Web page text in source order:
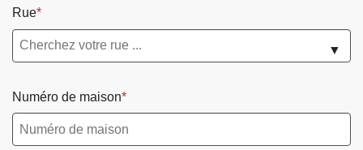
Rue
▼
Numéro de maison